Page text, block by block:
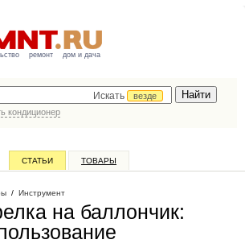
ремонт дом и дача
Искать
везде
кондиционер
СТАТЬИ ТОВАРЫ
/ Инструмент
на баллончик: